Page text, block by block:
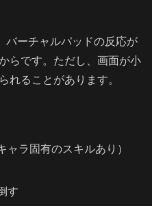
バーチャルパッドの反応が
らです。ただし、画面が小
れることがあります。
ャラ固有のスキルあり）
す